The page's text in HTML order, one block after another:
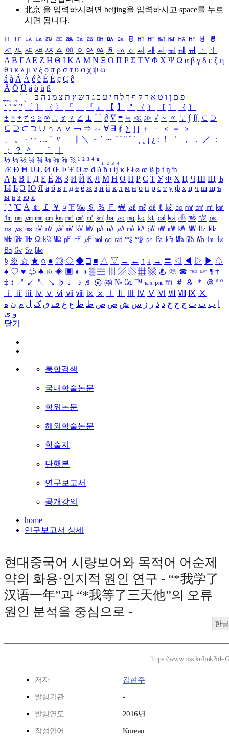
北京 을 입력하시려면 beijing을 입력하시고 space를 누르
시면 됩니다.
ㅥ ㅦ ㅧ ㅨ ㅩ ㅪ ㅫ ㅬ ㅭ ㅮ ㅯ ㅰ ㅱ ㅲ ㅳ ㅴ ㅵ ㅶ ㅷ ㅸ
ㅹ
ㅺ ㅻ ㅼ ㅽ ㅾ ㅿ ㆀ ㆁ ㆂ ㆃ ㆄ ㆅ ㆆ ㆇ ㆈ ㆉ ㆊ ㆋ ㆌ ㆍ
ㆎ
Α Β ΓΔ Ε Ζ Η Θ Ι ΚΛ Μ Ν Ξ Ο Π Ρ Σ ΤΥ Φ Χ Ψ Ω α β γ δ ε ζ η
θ ι κ λ μ ν ξ ο π ρ σ τ υ φ χ ψ ω
á à Á À é è É È ç Ç ê
Ä Ö Ü ä ö ü ß
ִֶֹ ֻּ ׁׂ פ ם ן ו ט א ר ק ף ך ל ח י ע כ ג ד ש ץ ת צ מ נ ה ב
‘ ’ “ ” 〔 〕 〈 〉 「 」 『 』 【 】 ＂ （ ） ［ ］ ｛ ｝
± × ÷ ≠ ≤ ≥ ∞ ∴ ♂ ♀ ∠ ⊥ ⌒ ∂ ∇ ≡ ≒ ≪ ≫ √ ∽ ∝ ∵ ∫ ∬ ∈ ∋
⊆ ⊇ ⊂ ⊃ ∪ ∩ ∧ ∨ ￢ ⇒ ⇔ ∀ ∃ ∮ ∑ ∏ ＋ － ＜ ＝
＞
、
。 · ‥ … ¨ 〃 ― ＼ ∼ ´ ～ ˇ ˘ ˝ ˚ ˙ ¸ ¡ ¿ ː ！ ＇ ， ． ／
：
；
？ ＾ ｀
½ ⅓ ⅔ ¼ ¾ ⅛ ⅜ ⅝ ⅞ ¹ ² ³ ⁴ ⁿ ₁ ₂ ₃ ₄
Æ Ð Ħ Ĳ Ł Ø Œ Þ Ŧ Ŋ æ đ ð ħ ı ĳ ĸ ŀ ł ø œ ß þ ŧ ŋ ŉ
А Б В Г Д Е Ё Ж З И Й К Л М Н О П Р С Т У Ф Х Ц Ч Ш Щ Ъ
Ы Ь Э Ю Я а б в г д е ё ж з и й к л м н о п р с т у ф х ц ч ш щ ъ
ы ь э ю я
′ ″ ℃ Å ￠ ￡ ￥ ¤ ℉ ‰ ＄ ％ Ｆ ￦ ㎕ ㎖ ㎗ ℓ ㎘ ㏄ ㎣ ㎤ ㎥ ㎦
㎙ ㎚ ㎛ ㎜ ㎝ ㎞ ㎟ ㎠ ㎡ ㎢ ㏊ ㎍ ㎎ ㎏ ㏏ ㎈ ㎉ ㏈ ㎧ ㎨ ㎰
㎱ ㎲ ㎳ ㎴ ㎵ ㎶ ㎷ ㎸ ㎹ ㎀ ㎁ ㎂ ㎃ ㎄ ㎺ ㎻ ㎽ ㎾ ㎿ ㎐ ㎑
㎒ ㎓ ㎔ Ω ㏀ ㏁ ㎊ ㎋ ㎌ ㏖ ㏅ ㎭ ㎮ ㎯ ㏛ ㎩ ㎪ ㎫ ㎬ ㏝ ㏐
㏓
㏃ ㏉ ㏜ ㏆
§ ※ ☆ ★ ○ ● ◎ ◇ ◆ □ ■ △ ▽ → ← ↑ ↓ ↔ 〓 ◁ ◀ ▷ ▶ ♤
♠ ♡ ♥ ♧ ♣ ⊙ ◈ ▣ ◐ ◑ ▒ ▤ ▨ ▧ ▦ ▩ ♨ ☏ ☎ ☜ ☞ ¶ †
‡ ↕ ↗ ↙ ↖ ↘ ♭ ♩ ♪ ♬ ㉿ ㈜ № ㏇ ™ ㏂ ㏘ ℡ ＃ ＆ ＊ ＠ ª º
ⅰ
ⅱ ⅲ ⅳ ⅴ ⅵ ⅶ ⅷ ⅸ ⅹ Ⅳ Ⅴ Ⅵ Ⅶ Ⅷ Ⅸ Ⅹ
ب ت ث ج ح خ د ذ ر ز س ش ص ض ط ظ ع غ ف ق ک ل م ن ه
و ی
닫기
통합검색
국내학술논문
학위논문
해외학술논문
학술지
단행본
연구보고서
공개강의
home
연구보고서 상세
현대중국어 시량보어와 목적어 어순제
약의 화용·인지적 원인 연구 - “*我学了
汉语一年”과 “*我等了三天他”의 오류
원인 분석을 중심으로 -
한
https://www.riss.kr/
저자 김현주
발행기관 -
발행연도 2016년
작성언어 Korean